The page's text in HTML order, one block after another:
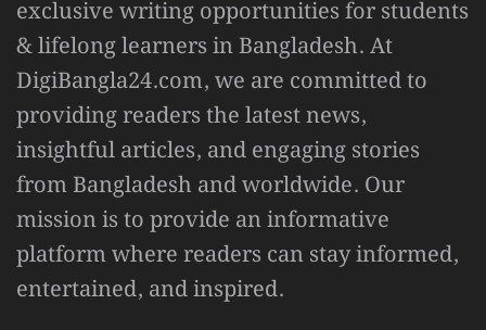
exclusive writing opportunities for students
& lifelong learners in Bangladesh. At
DigiBangla24.com, we are committed to
providing readers the latest news,
insightful articles, and engaging stories
from Bangladesh and worldwide. Our
mission is to provide an informative
platform where readers can stay informed,
entertained, and inspired.